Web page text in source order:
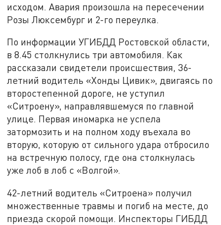
исходом. Авария произошла на пересечении
Розы Люксембург и 2-го переулка.
По информации УГИБДД Ростовской области,
в 8.45 столкнулись три автомобиля. Как
рассказали свидетели происшествия, 36-
летний водитель «Хонды Цивик», двигаясь по
второстепенной дороге, не уступил
«Ситроену», направлявшемуся по главной
улице. Первая иномарка не успела
затормозить и на полном ходу въехала во
вторую, которую от сильного удара отбросило
на встречную полосу, где она столкнулась
уже лоб в лоб с «Волгой».
42-летний водитель «Ситроена» получил
множественные травмы и погиб на месте, до
приезда скорой помощи. Инспекторы ГИБДД